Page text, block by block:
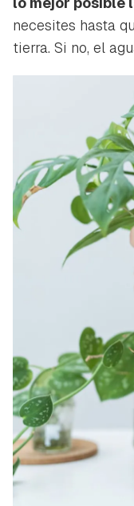
necesites hasta
tierra. Si no, el